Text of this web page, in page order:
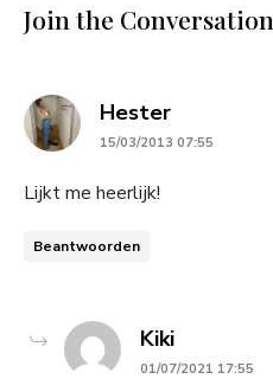
Join the Conversation
Hestersays:
15/03/2013 07:55
Lijkt me heerlijk!
Beantwoorden
Kikisays:
01/07/2021 17:55